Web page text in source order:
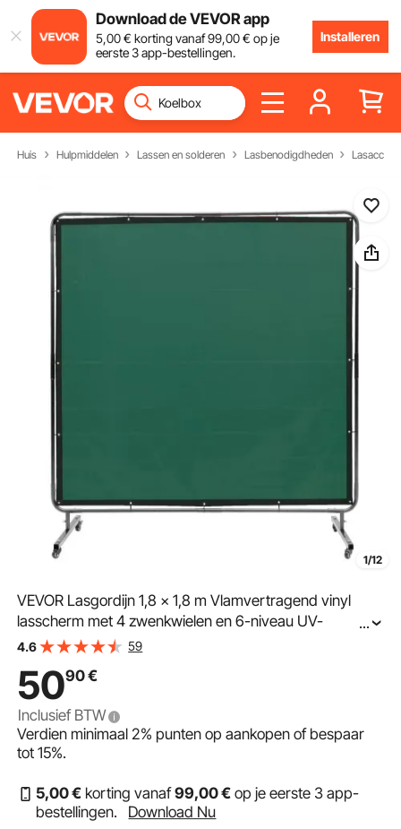
Download de VEVOR app
5,00€ korting vanaf99,00€ op je
eerste 3 app-bestellingen.
Installeren
Huis Hulpmiddelen Lassen en solderen Lasbenodigdheden
1/12
VEVOR Lasgordijn 1,8 x 1,8 m Vlamvertragend vinyl
lasscherm met 4 zwenkwielen en 6-niveau UV-
bescherming Lasdeken Lasbescherming Groen
...
4.6 59
5090€
Inclusief BTW
Verdien minimaal2% punten op aankopen of bespaar
tot15%.
5,00€ korting vanaf99,00€ op je eerste 3 app-
bestellingen.
Download Nu